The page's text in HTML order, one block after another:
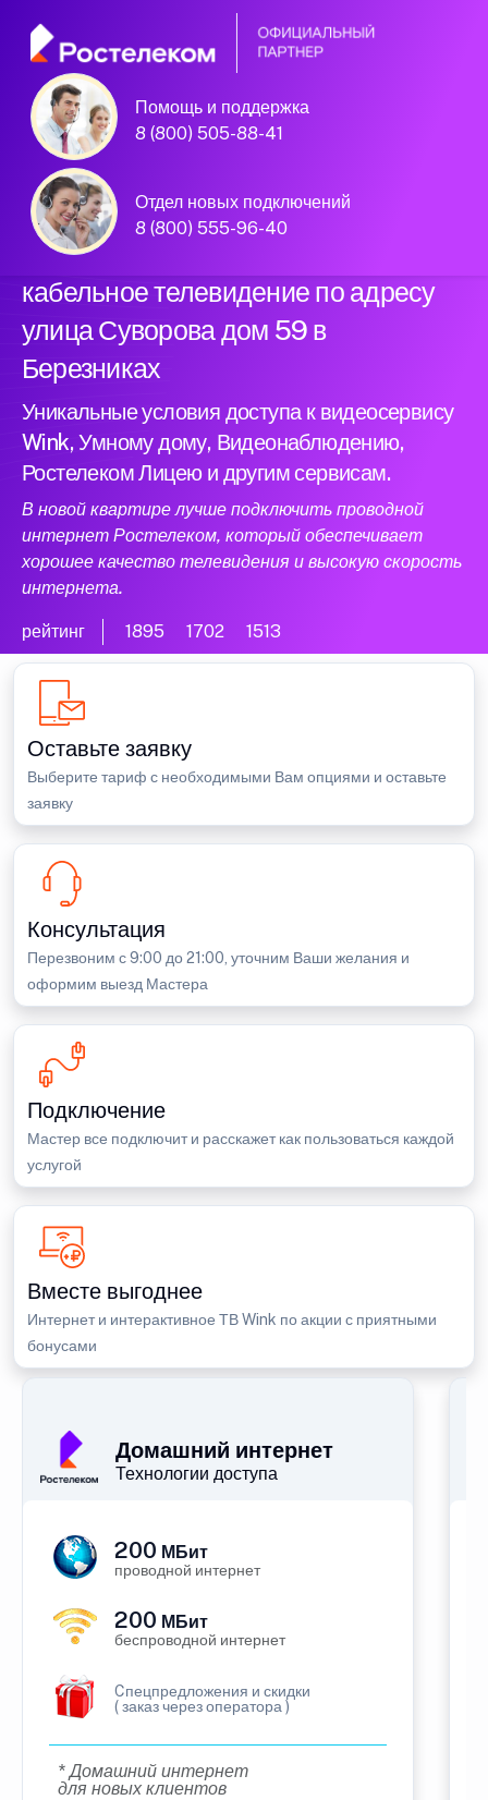
Помощь и поддержка
8 (800) 505-88-41
Отдел новых подключений
8 (800) 555-96-40
Официальный
партнер Ростелеком
Подключили новый интернет и
кабельное телевидение по адресу
улица Суворова дом 59 в
Березниках
Уникальные условия доступа к видеосервису
Wink, Умному дому, Видеонаблюдению,
Ростелеком Лицею и другим сервисам.
В новой квартире лучше подключить проводной
интернет Ростелеком, который обеспечивает
хорошее качество телевидения и высокую скорость
интернета.
рейтинг 1895 1702 1513
Оставьте заявку
Выберите тариф с необходимыми Вам опциями и оставьте
заявку
Консультация
Перезвоним с 9:00 до 21:00, уточним Ваши желания и
оформим выезд Мастера
Подключение
Мастер все подключит и расскажет как пользоваться каждой
услугой
Вместе выгоднее
Интернет и интерактивное ТВ Wink по акции с приятными
бонусами
Домашний интернет
Технологии доступа
200 МБит
проводной интернет
200 МБит
беспроводной интернет
Cпецпредложения и скидки
( заказ через оператора )
* Домашний интернет
для новых клиентов